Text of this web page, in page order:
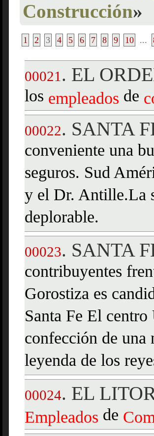
Construcción»
1 2 3 4 5 6 7 8 9 10 ...
00021 . EL
los empleados de
00022. SANTA
conveniente una
seguros. Sud
y el Dr. Antille.La
deplorable.
00023. SANTA
contribuyentes
Gorostiza es
Santa Fe El
confección de
leyenda de los
00024. EL
Empleados de